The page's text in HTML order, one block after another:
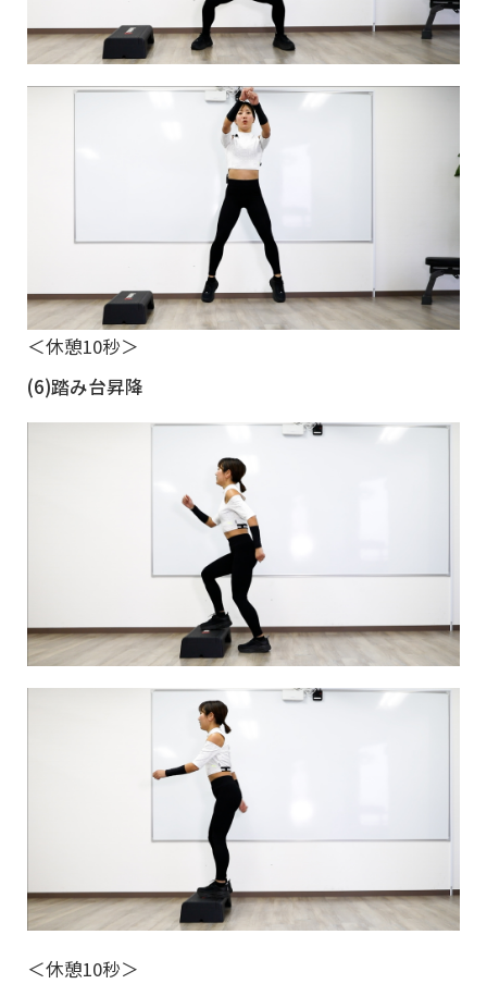
＜休憩10秒＞
(6)踏み台昇降
＜休憩10秒＞